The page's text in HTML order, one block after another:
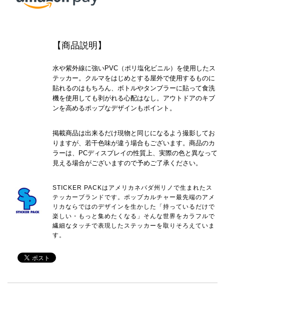
【商品説明】
水や紫外線に強いPVC（ポリ塩化ビニル）を使用したス
テッカー。クルマをはじめとする屋外で使用するものに
貼れるのはもちろん、ボトルやタンブラーに貼って食洗
機を使用しても剥がれる心配はなし。アウトドアのキブ
ンを高めるポップなデザインもポイント。
掲載商品は出来るだけ現物と同じになるよう撮影してお
りますが、若干色味が違う場合もございます。商品のカ
ラーは、PCディスプレイの性質上、実際の色と異なって
見える場合がございますので予めご了承ください。
STICKER PACKはアメリカネバダ州リノで生まれたス
テッカーブランドです。ポップカルチャー最先端のアメ
リカならではのデザインを生かした「持っているだけで
楽しい・もっと集めたくなる」そんな世界をカラフルで
繊細なタッチで表現したステッカーを取りそろえていま
す。